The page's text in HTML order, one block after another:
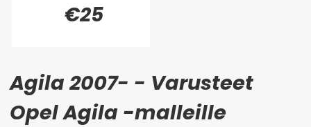
€25
Agila 2007- - Varusteet
Opel Agila -malleille